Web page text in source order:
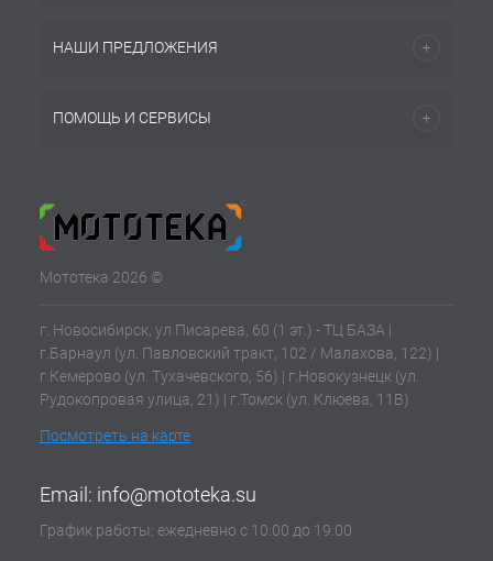
НАШИ ПРЕДЛОЖЕНИЯ
ПОМОЩЬ И СЕРВИСЫ
Мототека 2026 ©
г. Новосибирск, ул Писарева, 60 (1 эт.) - ТЦ БАЗА |
г.Барнаул (ул. Павловский тракт, 102 / Малахова, 122) |
г.Кемерово (ул. Тухачевского, 56) | г.Новокузнецк (ул.
Рудокопровая улица, 21) | г.Томск (ул. Клюева, 11В)
Посмотреть на карте
Email: info@mototeka.su
График работы: ежедневно с 10:00 до 19:00